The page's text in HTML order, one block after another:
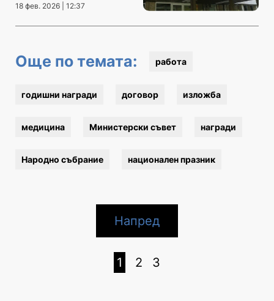
18 фев. 2026 | 12:37
Още по темата: работа
годишни награди договор изложба
медицина Министерски съвет награди
Народно събрание национален празник
Напред
1 2 3